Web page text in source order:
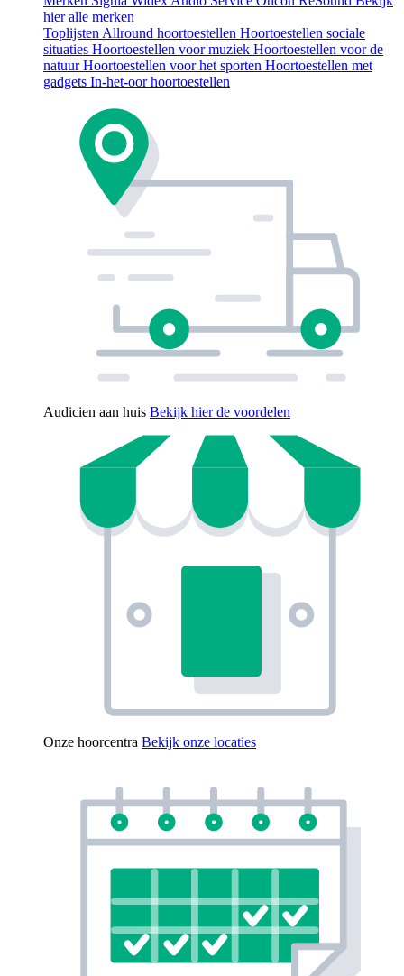
hier alle merken
Toplijsten Allround hoortoestellen Hoortoestellen sociale
situaties Hoortoestellen voor muziek Hoortoestellen voor de
natuurHoortoestellen voor het sporten Hoortoestellen met
gadgets In-het-oor hoortoestellen
Audicien aan huis Bekijk hier de voordelen
Onze hoorcentra Bekijk onze locaties